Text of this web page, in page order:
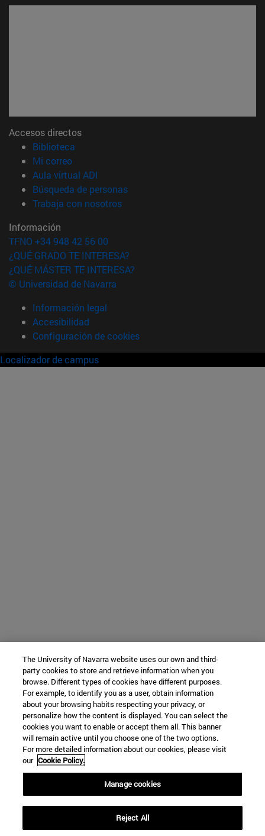
Accesos directos
Biblioteca
Mi correo(abre en nueva ventana)
Aula virtual ADI
Búsqueda de personas(abre en nueva ventana)
Trabaja con nosotros(abre en nueva ventana)
Información
TFNO +34 948 42 56 00
¿QUÉ GRADO TE INTERESA?
¿QUÉ MÁSTER TE INTERESA?
© Universidad de Navarra
Información legal
Accesibilidad
Configuración de cookies
Localizador de campus
The University of Navarra website uses our own and third-
party cookies to store and retrieve information when you
browse. Different types of cookies have different purposes.
For example, to identify you as a user, obtain information
about your browsing habits respecting your privacy, or
personalize how the content is displayed. You can select the
cookies you want to enable or accept them all. This banner
will remain active until you choose one of the two options.
For more detailed information about our cookies, please visit
our Cookie Policy.
Manage cookies
Reject All